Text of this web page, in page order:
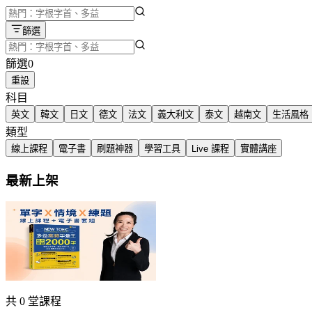
篩選
篩選0
重設
科目
英文 韓文 日文 德文 法文 義大利文 泰文 越南文 生活風格
類型
線上課程 電子書 刷題神器 學習工具 Live 課程 實體講座
最新上架
多益單字 X 情境 X 練題套組！
NT$3,59966 折後
共 0 堂課程